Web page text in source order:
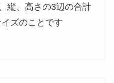
縦、高さの3辺の合計
ズのことです